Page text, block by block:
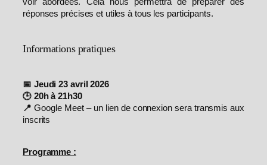
réponses précises et utiles à tous les participants.
Informations pratiques
📅 Jeudi 23 avril 2026
🕒 20h à 21h30
📍Google Meet – un lien de connexion sera transmis aux
inscrits
Programme :